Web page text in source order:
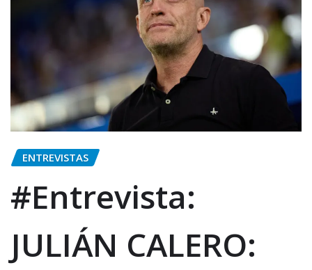
ENTREVISTAS
#Entrevista:
JULIÁN CALERO: